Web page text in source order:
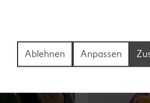
Anpassen
Ablehnen